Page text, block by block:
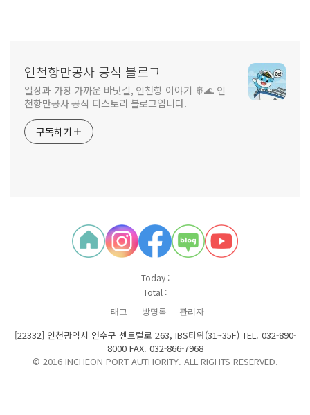
인천항만공사 공식 블로그
일상과 가장 가까운 바닷길, 인천항 이야기 🚢🌊 인
천항만공사 공식 티스토리 블로그입니다.
구독하기
Today :
Total :
태그 방명록 관리자
[22332] 인천광역시 연수구 센트럴로 263, IBS타워(31~35F) TEL. 032-890-
8000 FAX. 032-866-7968
© 2016 INCHEON PORT AUTHORITY. ALL RIGHTS RESERVED.